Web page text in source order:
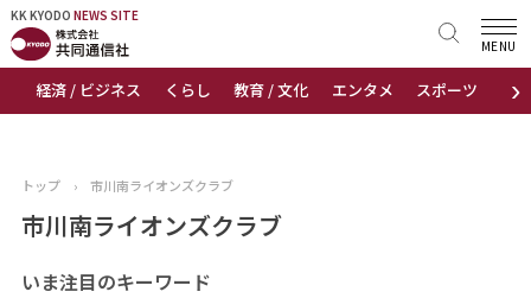
KK KYODO NEWS SITE
›
経済 / ビジネス くらし 教育 / 文化 エンタメ スポーツ 地域
MENU
KK KYODONEWS SITE
トップページ
ニュース
おすすめコンテンツ
トップ › 市川南ライオンズクラブ
市川南ライオンズクラブ
いま注目のキーワード